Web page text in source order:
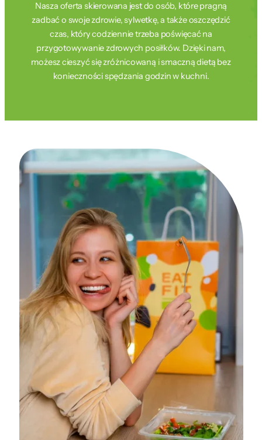
Nasza oferta skierowana jest do osób, które pragną
zadbać o swoje zdrowie, sylwetkę, a także oszczędzić
czas, który codziennie trzeba poświęcać na
przygotowywanie zdrowych posiłków. Dzięki nam,
możesz cieszyć się zróżnicowaną i smaczną dietą bez
konieczności spędzania godzin w kuchni.